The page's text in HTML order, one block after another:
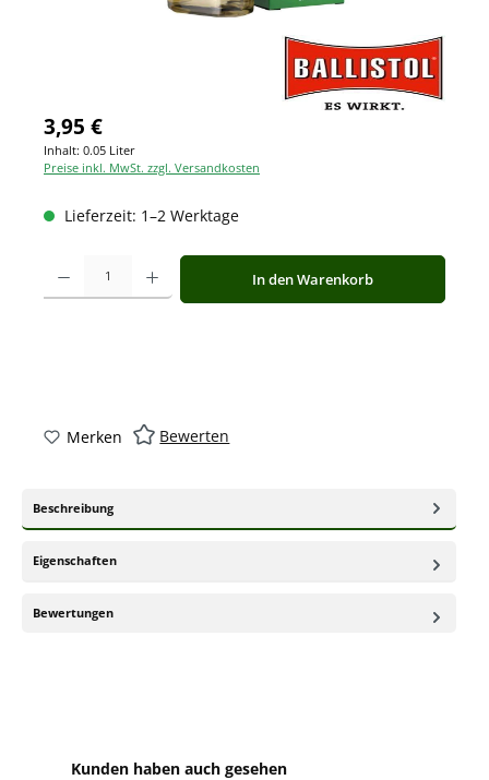
3,95 €
Inhalt: 0.05 Liter
Preise inkl. MwSt. zzgl. Versandkosten
Lieferzeit: 1–2 Werktage
Produkt Anzahl: Gib den gewünschten Wert ein oder benutze die
In den Warenkorb
Merken Bewerten
Beschreibung
Eigenschaften
Bewertungen
Produktgalerie überspringen
Kunden haben auch gesehen